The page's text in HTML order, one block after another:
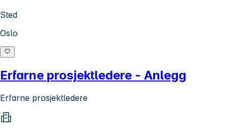
Sted
Oslo
Erfarne prosjektledere - Anlegg
Erfarne prosjektledere